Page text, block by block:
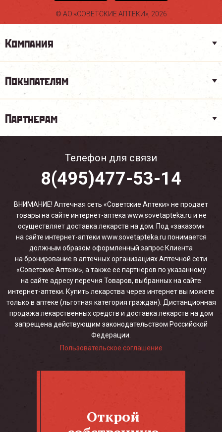
© АО «СОВЕТСКИЕ АПТЕКИ», 2026
Компания
Покупателям
Партнерам
Телефон для связи
8(495)477-53-14
ВНИМАНИЕ! Аптечная сеть «Советские Аптеки» не продает
товары на сайте интернет-аптека www.sovetapteka.ru и не
осуществляет доставка лекарств на дом. Под «заказом»
на сайте интернет-аптеки www.sovetapteka.ru понимается
должным образом оформленный запрос Клиента
на бронирование в аптечных организациях Аптечной сети
«Советские Аптеки», а также ее партнеров по указанному
на сайте адресу перечня Товаров, выбранных на сайте
интернет-аптеки. Купить лекарства через интернет вы можете
только в аптеке (льготная категория граждан). Дистанционная
продажа лекарственных средств и доставка лекарств на дом
запрещена действующим законодательством Российской
Федерации.
Пользовательское соглашение
Открой